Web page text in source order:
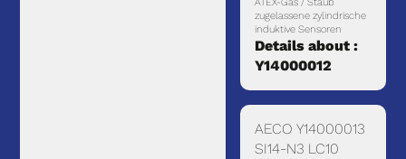
ATEX-Gas / Staub
zugelassene zylindrische
induktive Sensoren
Details about :
Y14000012
AECO Y14000013
SI14-N3 LC10